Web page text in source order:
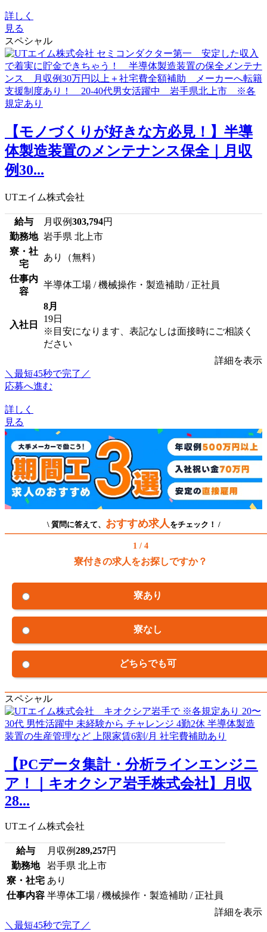
詳しく
見る
スペシャル
【モノづくりが好きな方必見！】半導
体製造装置のメンテナンス保全｜月収
例30...
UTエイム株式会社
給与 月収例303,794円
勤務地 岩手県 北上市
寮・社
宅
あり（無料）
仕事内
容
半導体工場 / 機械操作・製造補助 / 正社員
入社日
8月
19日
※目安になります、表記なしは面接時にご相談く
ださい
詳細を表示
＼最短45秒で完了／
応募へ進む
詳しく
見る
\ 質問に答えて、 おすすめ求人 をチェック！ /
1 / 4
寮付きの求人をお探しですか？
寮あり
寮なし
どちらでも可
スペシャル
【PCデータ集計・分析ラインエンジニ
ア！｜キオクシア岩手株式会社】月収
28...
UTエイム株式会社
給与 月収例289,257円
勤務地
岩手県 北上市
寮・社宅 あり
仕事内容 半導体工場 / 機械操作・製造補助 / 正社員
詳細を表示
＼最短45秒で完了／